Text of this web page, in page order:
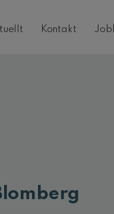
Kontakt